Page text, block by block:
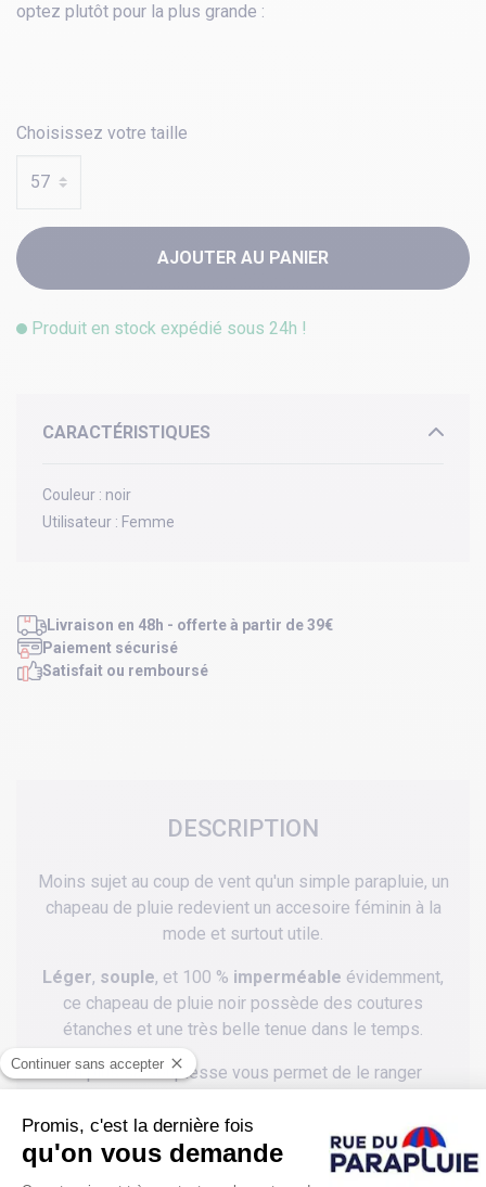
optez plutôt pour la plus grande :
Choisissez votre taille
AJOUTER AU PANIER
Produit en stock expédié sous 24h !
CARACTÉRISTIQUES
Couleur : noir
Utilisateur : Femme
Livraison en 48h - offerte à partir de 39€
Paiement sécurisé
Satisfait ou remboursé
DESCRIPTION
Moins sujet au coup de vent qu'un simple parapluie, un
chapeau de pluie redevient un accesoire féminin à la
mode et surtout utile.
Léger, souple, et 100 % imperméable évidemment,
ce chapeau de pluie noir possède des coutures
étanches et une très belle tenue dans le temps.
En plus sa souplesse vous permet de le ranger
Une averse et vous voilà prête a affronter la pluie tout
en restant féminine et habillée.